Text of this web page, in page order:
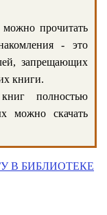
прочитать
- это
запрещающих
книги.
полностью
можно скачать
В БИБЛИОТЕКЕ